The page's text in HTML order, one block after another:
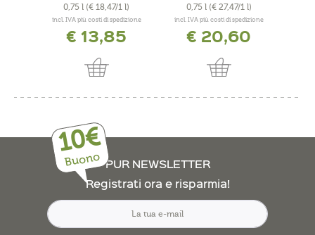
0,75 l (€ 18,47/1 l)
incl. IVA più costi di spedizione
€ 13,85
0,75 l (€ 27,47/1 l)
incl. IVA più costi di spedizione
€ 20,60
10€
Buono PUR NEWSLETTER
Registrati ora e risparmia!